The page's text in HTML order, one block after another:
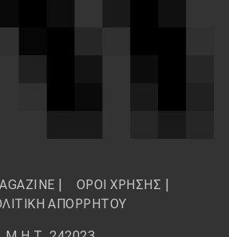
| ΟΡΟΙ ΧΡΗΣΗΣ
ΑΠΟΡΡΗΤΟΥ